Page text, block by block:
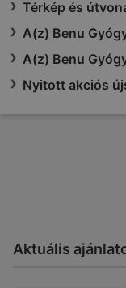
Térkép és
A(z) Benu
A(z) Benu
Nyitott akciós
Aktuális